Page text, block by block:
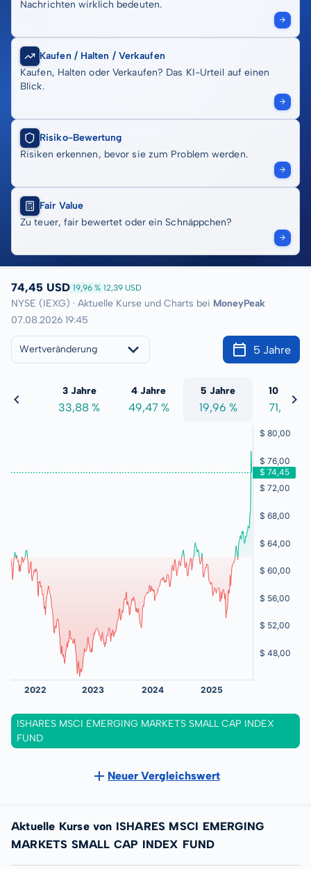
Nachrichten wirklich bedeuten.
Kaufen / Halten / Verkaufen
Kaufen, Halten oder Verkaufen? Das KI-Urteil auf einen
Blick.
Risiko-Bewertung
Risiken erkennen, bevor sie zum Problem werden.
Fair Value
Zu teuer, fair bewertet oder ein Schnäppchen?
74,45 USD 19,96 % 12,39 USD
NYSE (IEXG) · Aktuelle Kurse und Charts bei MoneyPeak
07.08.2026 19:45
Wertveränderung 5 Jahre
%
3 Jahre
33,88 %
4 Jahre
49,47 %
5 Jahre
19,96 %
10 Jahre
71,46 %
ISHARES MSCI EMERGING MARKETS SMALL CAP INDEX
FUND
Neuer Vergleichswert
Aktuelle Kurse von ISHARES MSCI EMERGING
MARKETS SMALL CAP INDEX FUND